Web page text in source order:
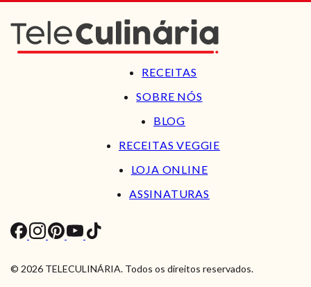
RECEITAS
SOBRE NÓS
BLOG
RECEITAS VEGGIE
LOJA ONLINE
ASSINATURAS
© 2026 TELECULINÁRIA. Todos os direitos reservados.